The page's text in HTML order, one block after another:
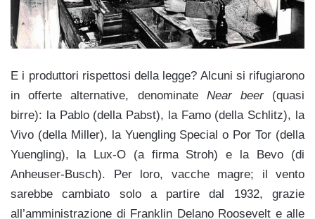
E i produttori rispettosi della legge? Alcuni si rifugiarono
in offerte alternative, denominate Near beer(quasi
birre): la Pablo (della Pabst), la Famo (della Schlitz), la
Vivo (della Miller), la Yuengling Special o Por Tor (della
Yuengling), la Lux-O (a firma Stroh) e la Bevo (di
Anheuser-Busch). Per loro, vacche magre; il vento
sarebbe cambiato solo a partire dal 1932, grazie
all’amministrazione di Franklin Delano Roosevelt e alle